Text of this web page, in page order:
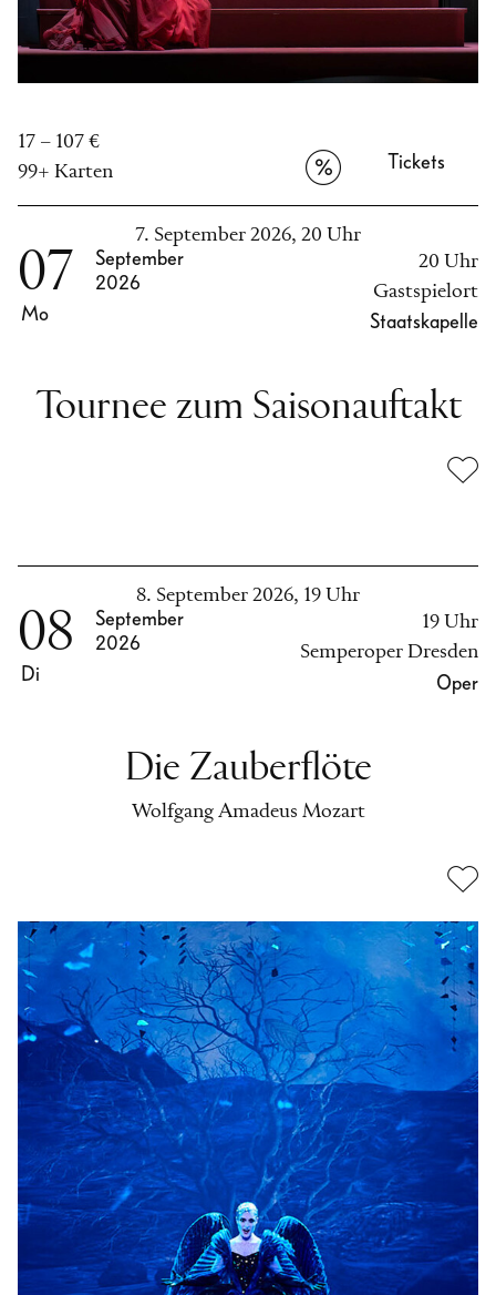
Tickets
17 – 107 €
99+ Karten
Tournee zum Saisonauftakt
7. September 2026, 20 Uhr
07
Mo
September
2026
20 Uhr
Gastspielort
Staatskapelle
Die Zauberflöte
Wolfgang Amadeus Mozart
8. September 2026, 19 Uhr
08
Di
September
2026
19 Uhr
Semperoper Dresden
Oper